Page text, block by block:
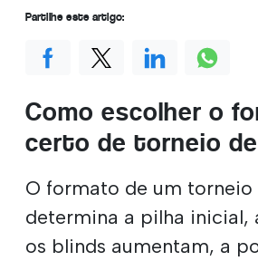
Como escolher o
certo de torneio
O formato de um
determina a pilha inicial,
os blinds aumentam, a
Partilhe este artigo: